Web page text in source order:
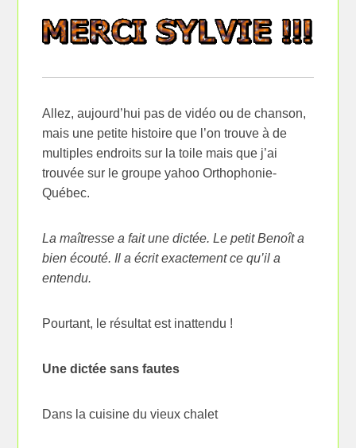
Allez, aujourd’hui pas de vidéo ou de chanson,
mais une petite histoire que l’on trouve à de
multiples endroits sur la toile mais que j’ai
trouvée sur le groupe yahoo Orthophonie-
Québec.
La maîtresse a fait une dictée. Le petit Benoît a
bien écouté. Il a écrit exactement ce qu’il a
entendu.
Pourtant, le résultat est inattendu !
Une dictée sans fautes
Dans la cuisine du vieux chalet